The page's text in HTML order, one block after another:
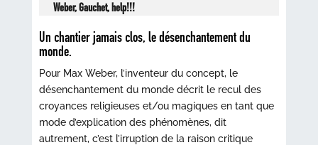
Weber, Gauchet, help!!!
Un chantier jamais clos, le désenchantement du
monde.
Pour Max Weber, l’inventeur du concept, le
désenchantement du monde décrit le recul des
croyances religieuses et/ou magiques en tant que
mode d’explication des phénomènes, dit
autrement, c’est l’irruption de la raison critique